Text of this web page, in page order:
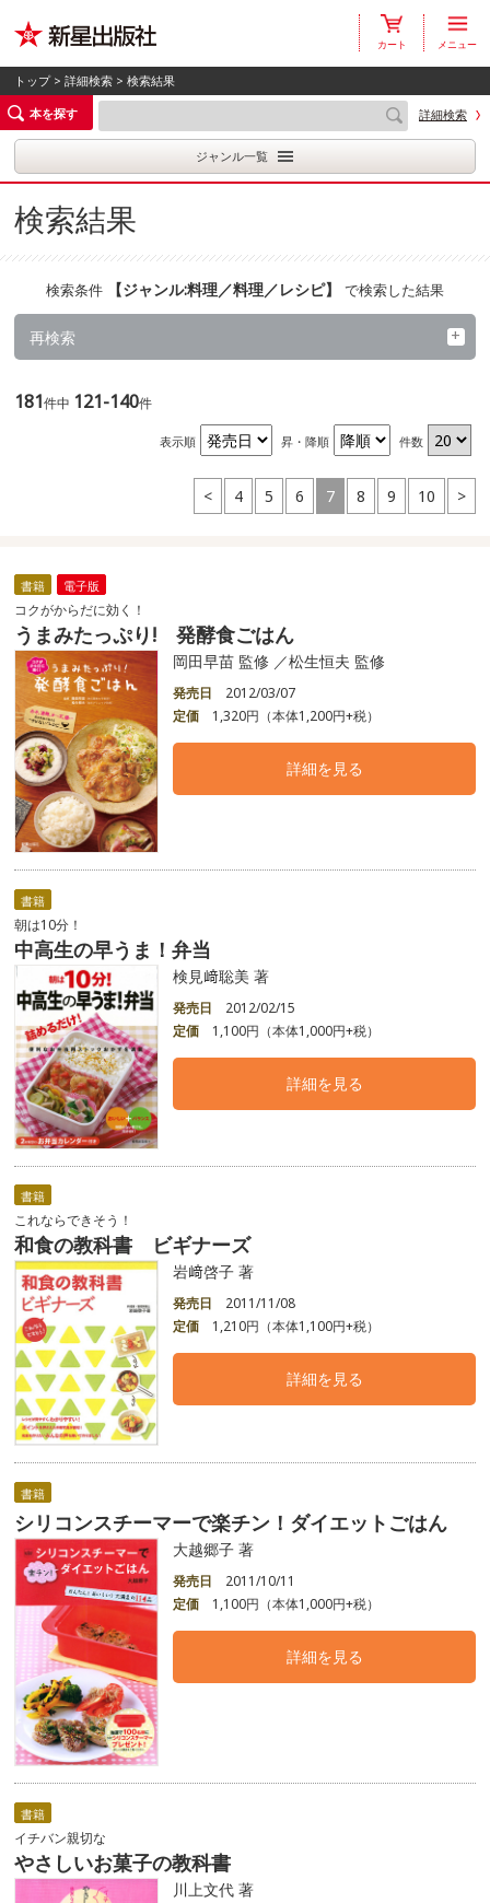
カート メニュー
トップ>詳細検索 > 検索結果
本を探す
詳細検索
ジャンル一覧
検索結果
検索条件 【ジャンル:料理／料理／レシピ】 で検索した結果
再検索
181件中 121-140件
表示順 昇・降順 件数
< 4 5 6 7 8 9 10 >
書籍 電子版
コクがからだに効く！
うまみたっぷり! 発酵食ごはん
岡田早苗 監修 ／松生恒夫 監修
発売日
2012/03/07
定価
1,320円（本体1,200円+税）
詳細を見る
書籍
朝は10分！
中高生の早うま！弁当
検見﨑聡美 著
発売日
2012/02/15
定価
1,100円（本体1,000円+税）
詳細を見る
書籍
これならできそう！
和食の教科書 ビギナーズ
岩﨑啓子 著
発売日
2011/11/08
定価
1,210円（本体1,100円+税）
詳細を見る
書籍
シリコンスチーマーで楽チン！ダイエットごはん
大越郷子 著
発売日
2011/10/11
定価
1,100円（本体1,000円+税）
詳細を見る
書籍
イチバン親切な
やさしいお菓子の教科書
川上文代 著